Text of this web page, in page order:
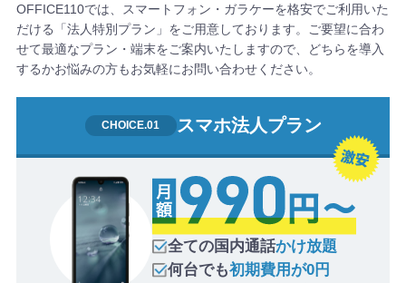
OFFICE110では、スマートフォン・ガラケーを格安でご利用いた
だける「法人特別プラン」をご用意しております。ご要望に合わ
せて最適なプラン・端末をご案内いたしますので、どちらを導入
するかお悩みの方もお気軽にお問い合わせください。
スマホ法人プラン
全ての国内通話かけ放題
何台でも初期費用が0円